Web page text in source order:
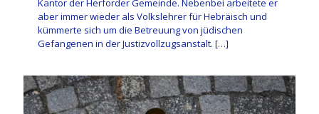
Kantor der Herforder Gemeinde. Nebenbei arbeitete er
aber immer wieder als Volkslehrer für Hebräisch und
kümmerte sich um die Betreuung von jüdischen
Gefangenen in der Justizvollzugsanstalt. […]